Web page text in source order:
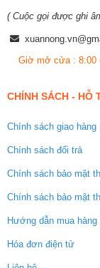
( Cuộc gọi được ghi
Giờ mở cửa : 8:00
CHÍNH SÁCH - HỖ
Chính sách giao hàng
Chính sách đổi trả
Chính sách bảo mật
Chính sách bảo mật
Hướng dẫn mua hàng
Hóa đơn điện tử